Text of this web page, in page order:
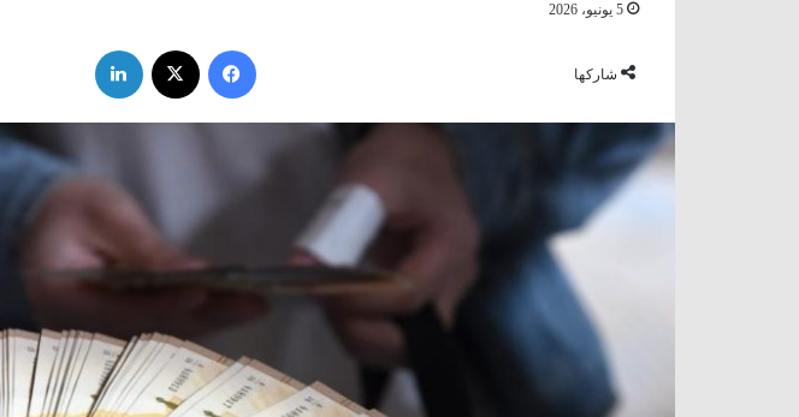
5 يونيو، 2026
شاركها
فيسبوك